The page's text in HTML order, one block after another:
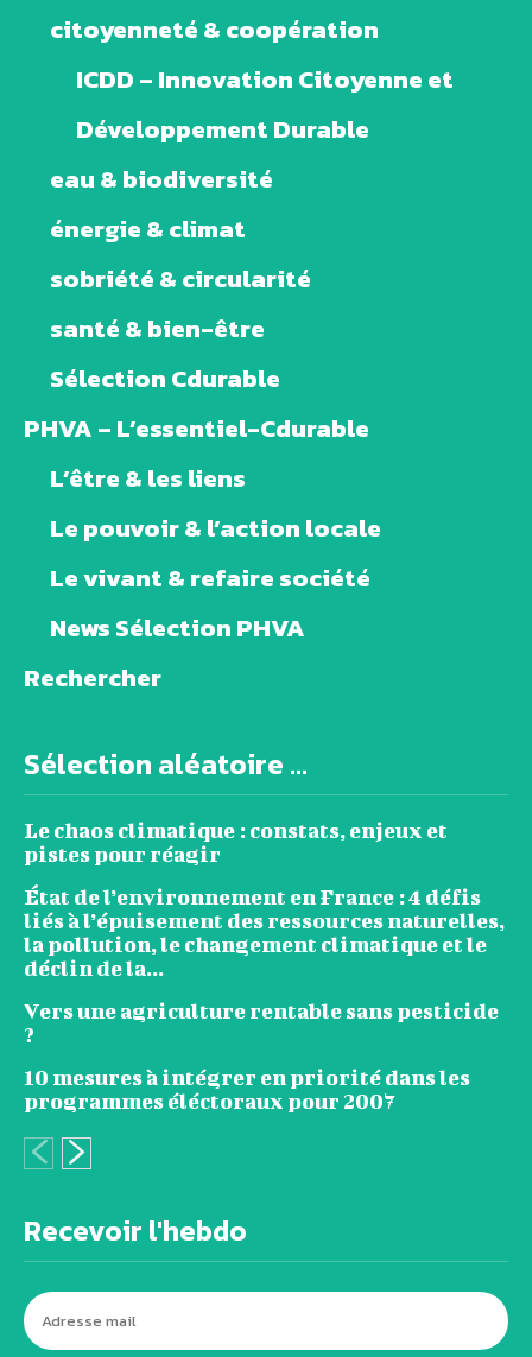
citoyenneté & coopération
ICDD – Innovation Citoyenne et
Développement Durable
eau & biodiversité
énergie & climat
sobriété & circularité
santé & bien-être
Sélection Cdurable
PHVA – L’essentiel-Cdurable
L’être & les liens
Le pouvoir & l’action locale
Le vivant & refaire société
News Sélection PHVA
Rechercher
Sélection aléatoire ...
Le chaos climatique : constats, enjeux et
pistes pour réagir
État de l’environnement en France : 4 défis
liés à l’épuisement des ressources naturelles,
la pollution, le changement climatique et le
déclin de la...
Vers une agriculture rentable sans pesticide
?
10 mesures à intégrer en priorité dans les
programmes éléctoraux pour 2007
Recevoir l'hebdo